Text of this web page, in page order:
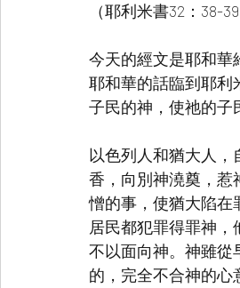
（耶利米書32：38-39
今天的經文是耶和華
耶和華的話臨到耶利
子民的神，使祂的子
以色列人和猶大人，
香，向別神澆奠，惹
憎的事，使猶大陷在
居民都犯罪得罪神，
不以面向神。神雖從
的，完全不合神的心